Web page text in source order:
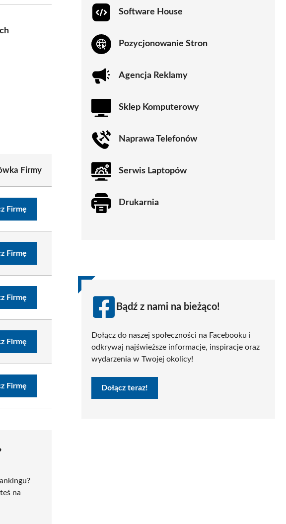
Firmy
Firmę
Firmę
Firmę
Firmę
Firmę
na
Software House
Pozycjonowanie Stron
Agencja Reklamy
Sklep Komputerowy
Naprawa Telefonów
Serwis Laptopów
Drukarnia
Bądź z nami na bieżąco!
Dołącz do naszej społeczności na Facebooku i
odkrywaj najświeższe informacje, inspiracje oraz
wydarzenia w Twojej okolicy!
Dołącz teraz!